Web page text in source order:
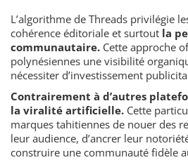
L’algorithme de Threads privilégie
cohérence éditoriale et surtout la
communautaire. Cette approche
polynésiennes une visibilité
nécessiter d’investissement
Contrairement à d’autres
la viralité artificielle. Cette
marques tahitiennes de nouer des
leur audience, d’ancrer leur
construire une communauté fidèle